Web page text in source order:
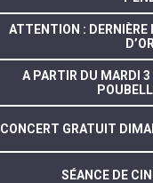
ATTENTION :
A PARTIR DU MARDI
CONCERT GRATUIT
SÉANCE DE